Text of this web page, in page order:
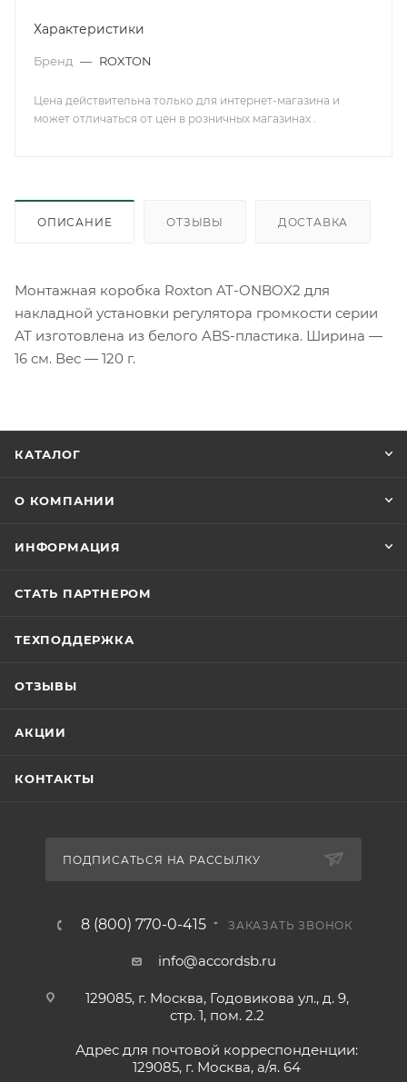
Характеристики
Бренд — ROXTON
Цена действительна только для интернет-магазина и
может отличаться от цен в розничных магазинах .
ОПИСАНИЕ ОТЗЫВЫ ДОСТАВКА
Монтажная коробка Roxton AT-ONBOX2 для
накладной установки регулятора громкости серии
АТ изготовлена из белого ABS-пластика. Ширина —
16 см. Вес — 120 г.
КАТАЛОГ
О КОМПАНИИ
ИНФОРМАЦИЯ
СТАТЬ ПАРТНЕРОМ
ТЕХПОДДЕРЖКА
ОТЗЫВЫ
АКЦИИ
КОНТАКТЫ
ПОДПИСАТЬСЯ НА РАССЫЛКУ
8 (800) 770-0-415 ЗАКАЗАТЬ ЗВОНОК
info@accordsb.ru
129085, г. Москва, Годовикова ул., д. 9,
стр. 1, пом. 2.2
Адрес для почтовой корреспонденции:
129085, г. Москва, а/я. 64